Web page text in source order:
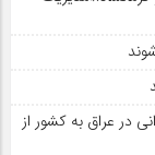
در عراق به کشور از